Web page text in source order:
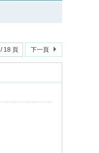
/ 18 頁 下一頁